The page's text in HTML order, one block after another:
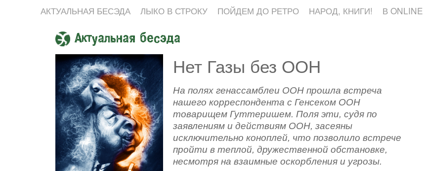
АКТУАЛЬНАЯ БЕСЭДА
ЛЫКО В СТРОКУ ПОЙДЕМ ДО РЕТРО НАРОД, КНИГИ! В
Актуальная бесэда
Нет Газы без ООН
На полях генассамблеи ООН прошла встреча
нашего корреспондента с Генсеком ООН
товарищем Гуттеришем. Поля эти, судя по
заявлениям и действиям ООН, засеяны
исключительно коноплей, что позволило встрече
пройти в теплой, дружественной обстановке,
несмотря на взаимные оскорбления и угрозы.